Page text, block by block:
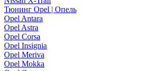
Тюнинг Opel | Опель
Opel Antara
Opel Astra
Opel Corsa
Opel Insignia
Opel Meriva
Opel Mokka